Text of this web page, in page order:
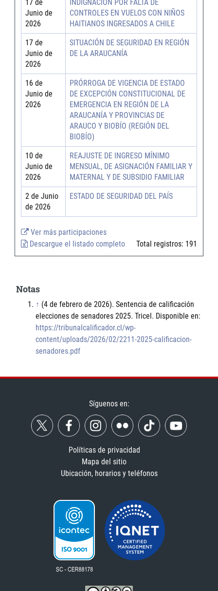
17 de
Junio de
2026
INDIGNACIÓN POR FALTA DE
CONTROLES EN VUELOS CON NIÑOS
HAITIANOS INGRESADOS A CHILE
17 de
Junio de
2026
SITUACIÓN DE SEGURIDAD EN REGIÓN
DE LA ARAUCANÍA
16 de
Junio de
2026
PRÓRROGA DE VIGENCIA DE ESTADO
DE EXCEPCIÓN CONSTITUCIONAL DE
EMERGENCIA EN REGIÓN DE LA
ARAUCANÍA Y PROVINCIAS DE
ARAUCO Y BIOBÍO (REGIÓN DEL
BIOBÍO)
10 de
Junio de
2026
REAJUSTE DE INGRESO MÍNIMO
MENSUAL, DE ASIGNACIÓN FAMILIAR Y
MATERNAL Y DE SUBSIDIO FAMILIAR
2 de Junio
de 2026
ESTADO DE SEGURIDAD DEL PAÍS
Ver más participaciones
Descargue el listado completo
Total registros: 191
Notas
↑ (4 de febrero de 2026). Sentencia de calificación
elecciones de senadores 2025. Tricel. Disponible en:
https://tribunalcalificador.cl/wp-
content/uploads/2026/02/2211-2025-calificacion-
senadores.pdf
Síguenos en:
Políticas de privacidad
Mapa del sitio
Ubicación, horarios y teléfonos